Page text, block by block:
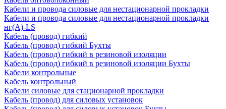
Кабели и провода силовые для нестационарной прокладки
Кабели и провода силовые для нестационарной прокладки
нг(А)-LS
Кабель (провод) гибкий
Кабель (провод) гибкий Бухты
Кабель (провод) гибкий в резиновой изоляции
Кабель (провод) гибкий в резиновой изоляции Бухты
Кабели контрольные
Кабель контрольный
Кабели силовые для стационарной прокладки
Кабель (провод) для силовых установок